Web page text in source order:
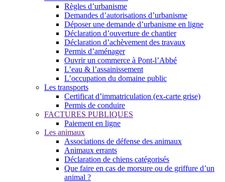
Règles d’urbanisme
Demandes d’autorisations d’urbanisme
Déposer une demande d’urbanisme en ligne
Déclaration d’ouverture de chantier
Déclaration d’achèvement des travaux
Permis d’aménager
Ouvrir un commerce à Pont-l’Abbé
L’eau & l’assainissement
L’occupation du domaine public
Les transports
Certificat d’immatriculation (ex-carte grise)
Permis de conduire
FACTURES PUBLIQUES
Paiement en ligne
Les animaux
Associations de défense des animaux
Animaux errants
Déclaration de chiens catégorisés
Que faire en cas de morsure ou de griffure d’un
animal ?